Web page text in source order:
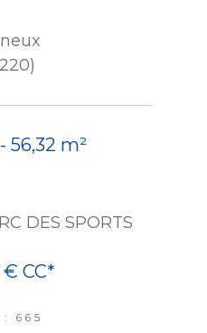
56,32 m²
DES SPORTS
€ CC*
: 665